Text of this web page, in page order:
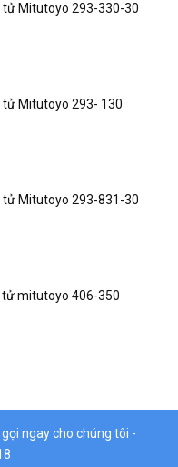
tử Mitutoyo 293-330-30
tử Mitutoyo 293- 130
tử Mitutoyo 293-831-30
mitutoyo 406-350
ngay cho chúng tôi -